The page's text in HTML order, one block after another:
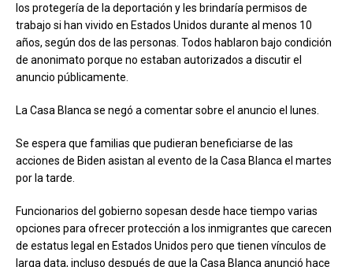
los protegería de la deportación y les brindaría permisos de
trabajo si han vivido en Estados Unidos durante al menos 10
años, según dos de las personas. Todos hablaron bajo condición
de anonimato porque no estaban autorizados a discutir el
anuncio públicamente.
La Casa Blanca se negó a comentar sobre el anuncio el lunes.
Se espera que familias que pudieran beneficiarse de las
acciones de Biden asistan al evento de la Casa Blanca el martes
por la tarde.
Funcionarios del gobierno sopesan desde hace tiempo varias
opciones para ofrecer protección a los inmigrantes que carecen
de estatus legal en Estados Unidos pero que tienen vínculos de
larga data, incluso después de que la Casa Blanca anunció hace